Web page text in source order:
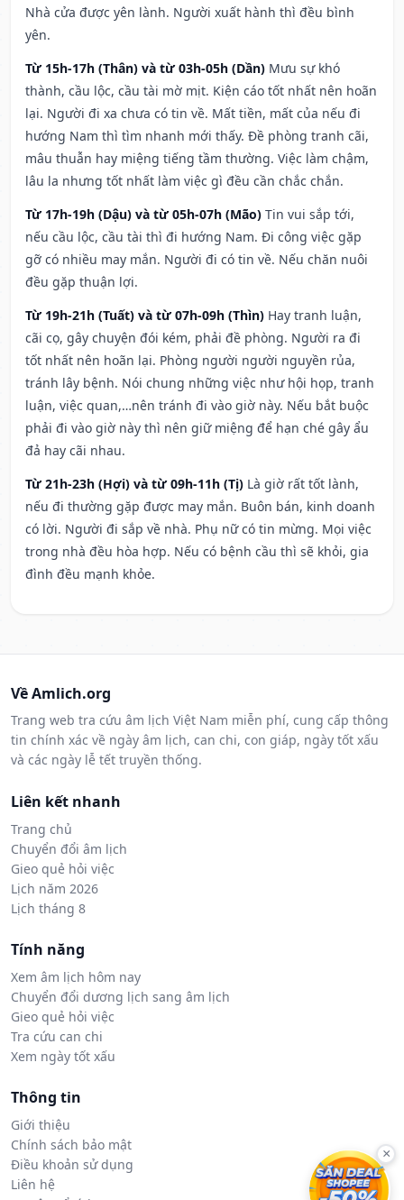
Nhà cửa được yên lành. Người xuất hành thì đều bình
yên.
Từ 15h-17h (Thân) và từ 03h-05h (Dần) Mưu sự khó
thành, cầu lộc, cầu tài mờ mịt. Kiện cáo tốt nhất nên hoãn
lại. Người đi xa chưa có tin về. Mất tiền, mất của nếu đi
hướng Nam thì tìm nhanh mới thấy. Đề phòng tranh cãi,
mâu thuẫn hay miệng tiếng tầm thường. Việc làm chậm,
lâu la nhưng tốt nhất làm việc gì đều cần chắc chắn.
Từ 17h-19h (Dậu) và từ 05h-07h (Mão) Tin vui sắp tới,
nếu cầu lộc, cầu tài thì đi hướng Nam. Đi công việc gặp
gỡ có nhiều may mắn. Người đi có tin về. Nếu chăn nuôi
đều gặp thuận lợi.
Từ 19h-21h (Tuất) và từ 07h-09h (Thìn) Hay tranh luận,
cãi cọ, gây chuyện đói kém, phải đề phòng. Người ra đi
tốt nhất nên hoãn lại. Phòng người người nguyền rủa,
tránh lây bệnh. Nói chung những việc như hội họp, tranh
luận, việc quan,…nên tránh đi vào giờ này. Nếu bắt buộc
phải đi vào giờ này thì nên giữ miệng để hạn ché gây ẩu
đả hay cãi nhau.
Từ 21h-23h (Hợi) và từ 09h-11h (Tị) Là giờ rất tốt lành,
nếu đi thường gặp được may mắn. Buôn bán, kinh doanh
có lời. Người đi sắp về nhà. Phụ nữ có tin mừng. Mọi việc
trong nhà đều hòa hợp. Nếu có bệnh cầu thì sẽ khỏi, gia
đình đều mạnh khỏe.
Về Amlich.org
Trang web tra cứu âm lịch Việt Nam miễn phí, cung cấp thông
tin chính xác về ngày âm lịch, can chi, con giáp, ngày tốt xấu
và các ngày lễ tết truyền thống.
Liên kết nhanh
Trang chủ
Chuyển đổi âm lịch
Gieo quẻ hỏi việc
Lịch năm 2026
Lịch tháng 8
Tính năng
Xem âm lịch hôm nay
Chuyển đổi dương lịch sang âm lịch
Gieo quẻ hỏi việc
Tra cứu can chi
Xem ngày tốt xấu
Thông tin
Giới thiệu
Chính sách bảo mật
Điều khoản sử dụng
Liên hệ
×